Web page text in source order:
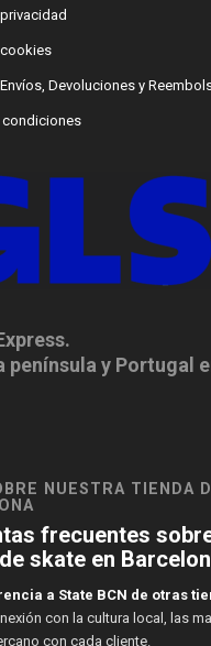
Devoluciones y
condiciones
península y Portugal
NUESTRA TIENDA
frecuentes
skate en
a State BCN de otras
con la cultura local, las
con cada cliente.